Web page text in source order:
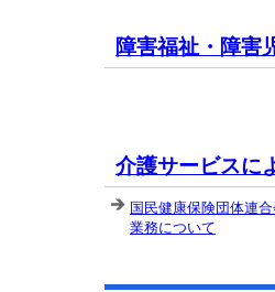
障害福祉・障害
介護サービスに
国民健康保険団体連
業務について